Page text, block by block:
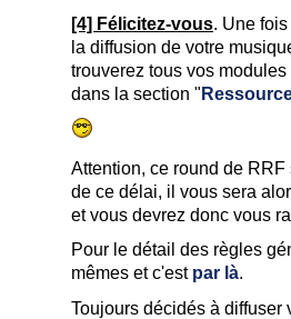
[4] Félicitez-vous. Une
la diffusion de votre
trouverez tous vos
dans la section "
Attention, ce round de
de ce délai, il vous sera
et vous devrez donc vous
Pour le détail des règles
mêmes et c'est par là.
Toujours décidés à diffuser